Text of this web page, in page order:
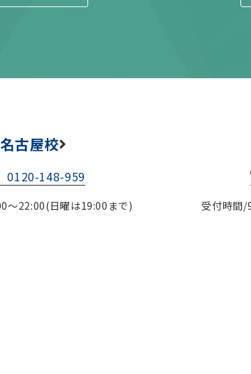
名古屋校
0120-148-959
～22:00(日曜は19:00まで) 受付時間/